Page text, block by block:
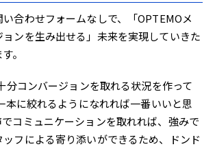
い合わせフォームなしで、「OPTEMOメ
ンを生み出せる」未来を実現していきた
。
分コンバージョンを取れる状況を作って
本に絞れるようになれれば一番いいと思
でコミュニケーションを取れれば、強みで
フによる寄り添いができるため、ドンド